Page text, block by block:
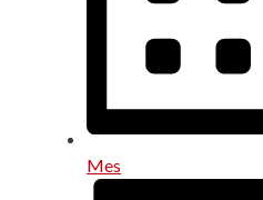
Mes